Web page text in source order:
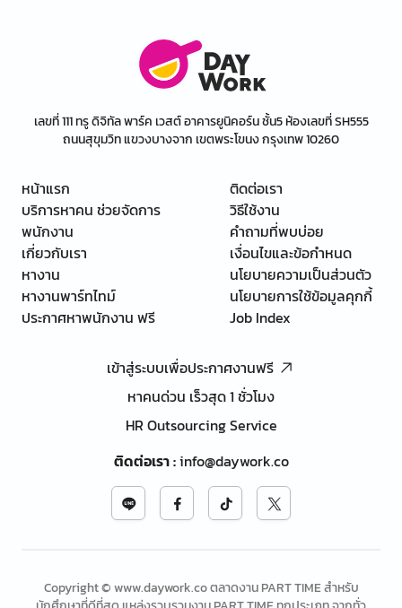
เลขที่ 111 ทรู ดิจิทัล พาร์ค เวสต์ อาคารยูนิคอร์น ชั้น5 ห้องเลขที่ SH555
ถนนสุขุมวิท แขวงบางจาก เขตพระโขนง กรุงเทพ 10260
หน้าแรก
บริการหาคน ช่วยจัดการ
พนักงาน
เกี่ยวกับเรา
หางาน
หางานพาร์ทไทม์
ประกาศหาพนักงาน ฟรี
ติดต่อเรา
วิธีใช้งาน
คำถามที่พบบ่อย
เงื่อนไขและข้อกำหนด
นโยบายความเป็นส่วนตัว
นโยบายการใช้ข้อมูลคุกกี้
Job Index
เข้าสู่ระบบเพื่อประกาศงานฟรี
หาคนด่วน เร็วสุด 1 ชั่วโมง
HR Outsourcing Service
ติดต่อเรา:info@daywork.co
Copyright © www.daywork.co ตลาดงาน PART TIME สำหรับ